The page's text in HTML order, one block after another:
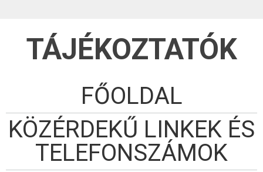
TÁJÉKOZTATÓK
FŐOLDAL
KÖZÉRDEKŰ LINKEK ÉS
TELEFONSZÁMOK